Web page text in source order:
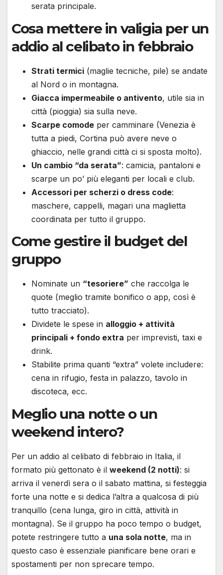
serata principale.
Cosa mettere in valigia per un
addio al celibato in febbraio
Strati termici (maglie tecniche, pile) se andate
al Nord o in montagna.
Giacca impermeabile o antivento, utile sia in
città (pioggia) sia sulla neve.
Scarpe comode per camminare (Venezia è
tutta a piedi, Cortina può avere neve o
ghiaccio, nelle grandi città ci si sposta molto).
Un cambio “da serata”: camicia, pantaloni e
scarpe un po’ più eleganti per locali e club.
Accessori per scherzi o dress code:
maschere, cappelli, magari una maglietta
coordinata per tutto il gruppo.
Come gestire il budget del
gruppo
Nominate un “tesoriere” che raccolga le
quote (meglio tramite bonifico o app, così è
tutto tracciato).
Dividete le spese in alloggio + attività
principali + fondo extra per imprevisti, taxi e
drink.
Stabilite prima quanti “extra” volete includere:
cena in rifugio, festa in palazzo, tavolo in
discoteca, ecc.
Meglio una notte o un
weekend intero?
Per un addio al celibato di febbraio in Italia, il
formato più gettonato è il weekend (2 notti): si
arriva il venerdì sera o il sabato mattina, si festeggia
forte una notte e si dedica l’altra a qualcosa di più
tranquillo (cena lunga, giro in città, attività in
montagna). Se il gruppo ha poco tempo o budget,
potete restringere tutto a una sola notte, ma in
questo caso è essenziale pianificare bene orari e
spostamenti per non sprecare tempo.